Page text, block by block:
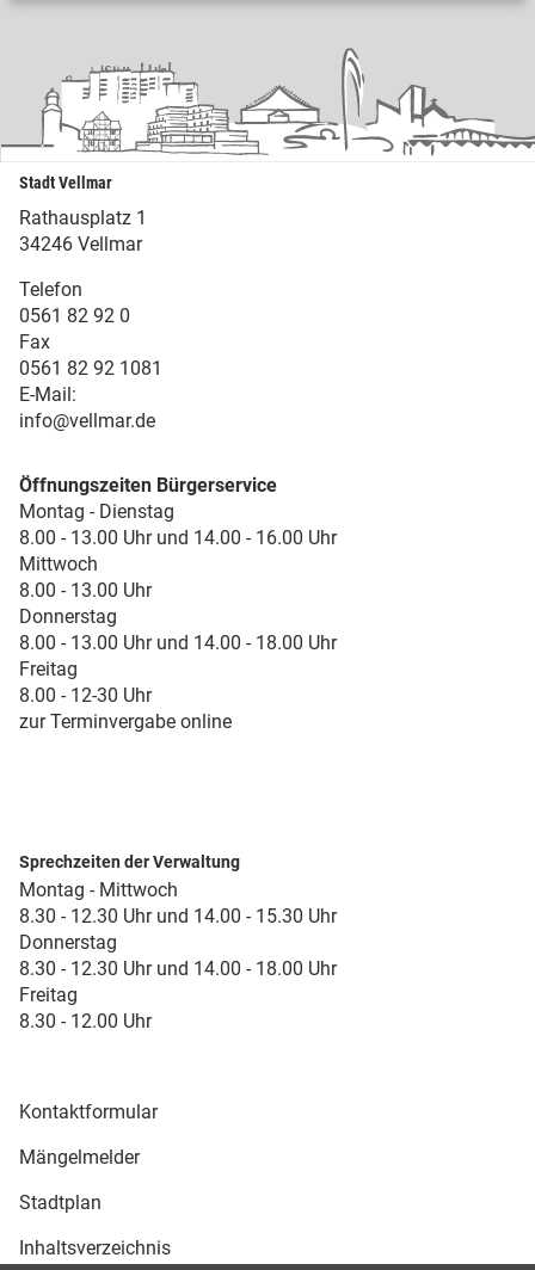
Stadt Vellmar
Rathausplatz 1
34246 Vellmar
Telefon
0561 82 92 0
Fax
0561 82 92 1081
E-Mail:
info@vellmar.de
Öffnungszeiten Bürgerservice
Montag - Dienstag
8.00 - 13.00 Uhr und 14.00 - 16.00 Uhr
Mittwoch
8.00 - 13.00 Uhr
Donnerstag
8.00 - 13.00 Uhr und 14.00 - 18.00 Uhr
Freitag
8.00 - 12-30 Uhr
zur Terminvergabe online
Sprechzeiten der Verwaltung
Montag - Mittwoch
8.30 - 12.30 Uhr und 14.00 - 15.30 Uhr
Donnerstag
8.30 - 12.30 Uhr und 14.00 - 18.00 Uhr
Freitag
8.30 - 12.00 Uhr
Kontaktformular
Mängelmelder
Stadtplan
Inhaltsverzeichnis